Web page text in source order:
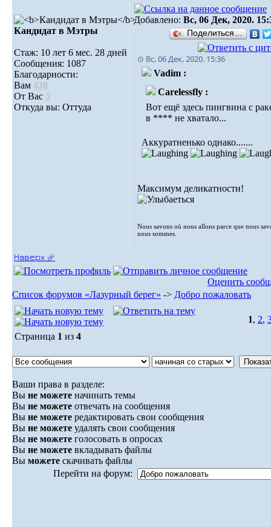
Кандидат в Мэтры
Стаж: 10 лет 6 мес. 28 дней
Сообщения: 1087
Благодарности:
Вам 438
От Вас 5
Откуда вы: Оттуда
Добавлено: Вс, 06 Дек, 2020.
Поделиться…
⊙ Вс, 06 Дек, 2020. 15:36
Vadim :
Carelessfly :
Вот ещё здесь пингвина с
в **** не хватало...
Аккуратненько однако.......
Максимум деликатности!
Nous savons où nous allons parce que nous
nous sommes.
Наверх ⮵
Оценить
Список форумов «Лазурный берег» -> Добро пожаловать
1, 2,
Страница 1 из 4
Ваши права в разделе:
Вы не можете начинать темы
Вы не можете отвечать на сообщения
Вы не можете редактировать свои сообщения
Вы не можете удалять свои сообщения
Вы не можете голосовать в опросах
Вы не можете вкладывать файлы
Вы можете скачивать файлы
Перейти на форум: